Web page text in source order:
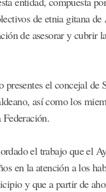
de etnia gitana
de asesorar y cubrir
presentes el concejal de
así como los
el trabajo que el
en la atención a los
y que a partir de